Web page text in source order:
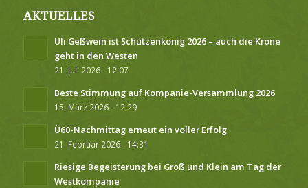
AKTUELLES
Uli Geßwein ist Schützenkönig 2026 – auch die Krone
geht in den Westen
21. Juli 2026 - 12:07
Beste Stimmung auf Kompanie-Versammlung 2026
15. März 2026 - 12:29
Ü60-Nachmittag erneut ein voller Erfolg
21. Februar 2026 - 14:31
Riesige Begeisterung bei Groß und Klein am Tag der
Westkompanie